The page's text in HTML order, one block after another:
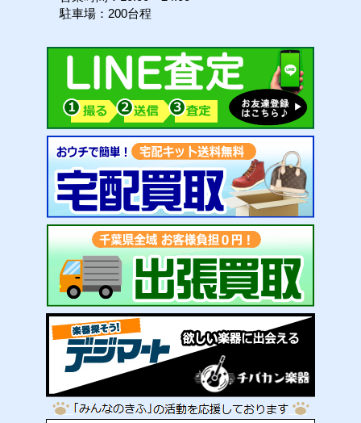
駐車場：200台程